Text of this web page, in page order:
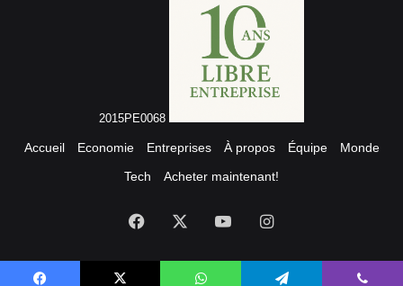
2015PE0068
Accueil Economie Entreprises À propos Équipe
Monde
Tech
Acheter maintenant!
Facebook YouTubeInstagram